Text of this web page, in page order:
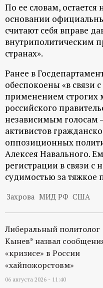
ц
и
о
н
н
ы
й
п
о
р
т
а
По ее словам,
основании
считают себя вправе
внутриполитическим
странах».
Ранее в
обеспокоены «в связи
применением строгих
российского
независимым голосам
активистов
оппозиционных
Алексея Навального.
регистрации в связи с
судимостью за тяжкое
Захрова МИД РФ США
Либеральный политолог
Кынев* назвал
«кризисе» в России
«хайпожорстовм»
06 августа 2026 - 11:40